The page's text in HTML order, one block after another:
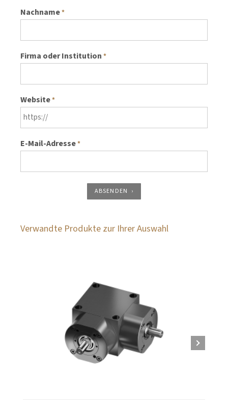
Nachname*
Firma oder Institution *
Website*
E-Mail-Adresse*
ABSENDEN
Verwandte Produkte zur Ihrer Auswahl